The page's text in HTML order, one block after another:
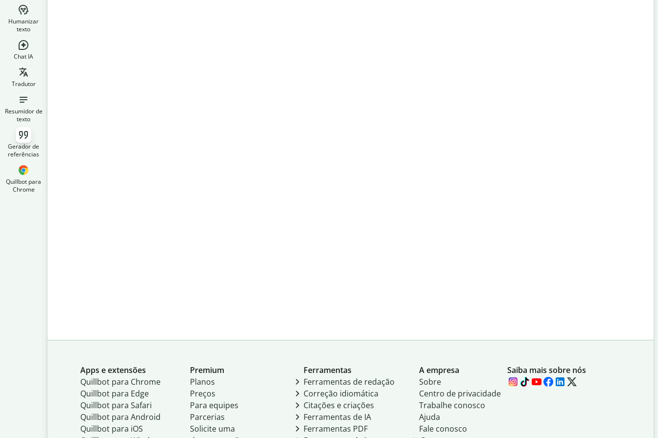
Humanizar
texto
Chat IA
Tradutor
Resumidor de
texto
Gerador de
referências
Quillbot para
Chrome
Apps e extensões
Quillbot para Chrome
Quillbot para Edge
Quillbot para Safari
Quillbot para Android
Quillbot para iOS
Premium
Planos
Preços
Para equipes
Parcerias
Solicite uma
Ferramentas
Ferramentas de redação
Correção idiomática
Citações e criações
Ferramentas de IA
Ferramentas PDF
A empresa
Sobre
Centro de privacidade
Trabalhe conosco
Ajuda
Fale conosco
Saiba mais sobre nós